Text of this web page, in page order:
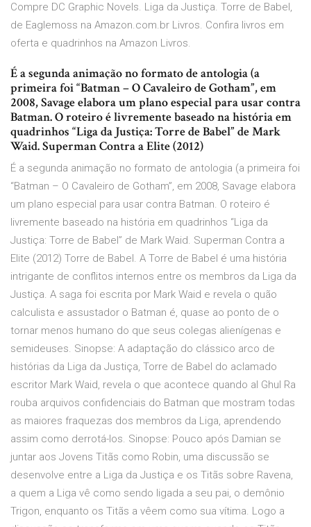
Compre DC Graphic Novels. Liga da Justiça. Torre de Babel,
de Eaglemoss na Amazon.com.br Livros. Confira livros em
oferta e quadrinhos na Amazon Livros.
É a segunda animação no formato de antologia (a
primeira foi “Batman – O Cavaleiro de Gotham”, em
2008, Savage elabora um plano especial para usar contra
Batman. O roteiro é livremente baseado na história em
quadrinhos “Liga da Justiça: Torre de Babel” de Mark
Waid. Superman Contra a Elite (2012)
É a segunda animação no formato de antologia (a primeira foi
“Batman – O Cavaleiro de Gotham”, em 2008, Savage elabora
um plano especial para usar contra Batman. O roteiro é
livremente baseado na história em quadrinhos “Liga da
Justiça: Torre de Babel” de Mark Waid. Superman Contra a
Elite (2012) Torre de Babel. A Torre de Babel é uma história
intrigante de conflitos internos entre os membros da Liga da
Justiça. A saga foi escrita por Mark Waid e revela o quão
calculista e assustador o Batman é, quase ao ponto de o
tornar menos humano do que seus colegas alienígenas e
semideuses. Sinopse: A adaptação do clássico arco de
histórias da Liga da Justiça, Torre de Babel do aclamado
escritor Mark Waid, revela o que acontece quando al Ghul Ra
rouba arquivos confidenciais do Batman que mostram todas
as maiores fraquezas dos membros da Liga, aprendendo
assim como derrotá-los. Sinopse: Pouco após Damian se
juntar aos Jovens Titãs como Robin, uma discussão se
desenvolve entre a Liga da Justiça e os Titãs sobre Ravena,
a quem a Liga vê como sendo ligada a seu pai, o demônio
Trigon, enquanto os Titãs a vêem como sua vítima. Logo a